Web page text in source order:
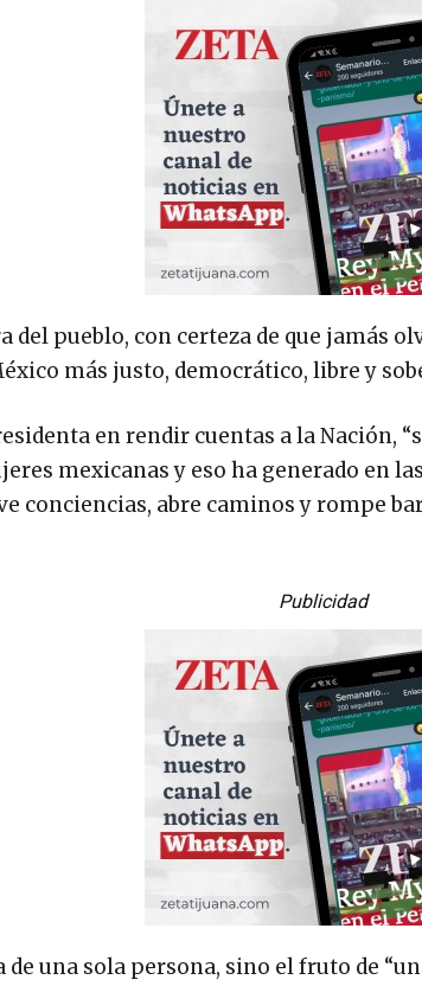
del pueblo, con certeza de que jamás
más justo, democrático, libre y
en rendir cuentas a la Nación,
mexicanas y eso ha generado en
conciencias, abre caminos y rompe
Publicidad
una sola persona, sino el fruto de